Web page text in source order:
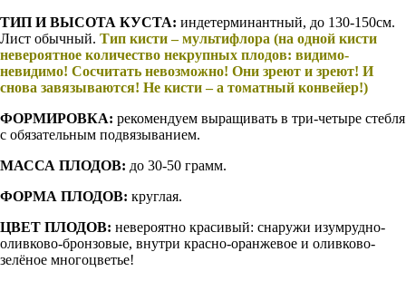
ТИП И ВЫСОТА КУСТА: индетерминантный, до 130-150см.
Лист обычный. Тип кисти – мультифлора (на одной кисти
невероятное количество некрупных плодов: видимо-
невидимо! Сосчитать невозможно! Они зреют и зреют! И
снова завязываются! Не кисти – а томатный конвейер!)
ФОРМИРОВКА: рекомендуем выращивать в три-четыре стебля
с обязательным подвязыванием.
МАССА ПЛОДОВ: до 30-50 грамм.
ФОРМА ПЛОДОВ: круглая.
ЦВЕТ ПЛОДОВ: невероятно красивый: снаружи изумрудно-
оливково-бронзовые, внутри красно-оранжевое и оливково-
зелёное многоцветье!